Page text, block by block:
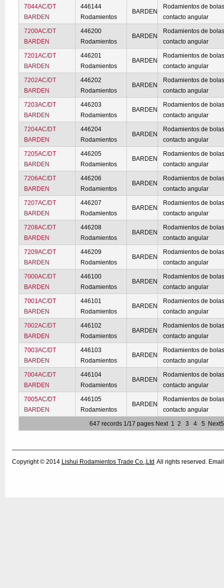
7044AC/DT
BARDEN
446144
Rodamientos
BARDEN
Rodamientos de
contacto angular
7200AC/DT
BARDEN
446200
Rodamientos
BARDEN
Rodamientos de
contacto angular
7201AC/DT
BARDEN
446201
Rodamientos
BARDEN
Rodamientos de
contacto angular
7202AC/DT
BARDEN
446202
Rodamientos
BARDEN
Rodamientos de
contacto angular
7203AC/DT
BARDEN
446203
Rodamientos
BARDEN
Rodamientos de
contacto angular
7204AC/DT
BARDEN
446204
Rodamientos
BARDEN
Rodamientos de
contacto angular
7205AC/DT
BARDEN
446205
Rodamientos
BARDEN
Rodamientos de
contacto angular
7206AC/DT
BARDEN
446206
Rodamientos
BARDEN
Rodamientos de
contacto angular
7207AC/DT
BARDEN
446207
Rodamientos
BARDEN
Rodamientos de
contacto angular
7208AC/DT
BARDEN
446208
Rodamientos
BARDEN
Rodamientos de
contacto angular
7209AC/DT
BARDEN
446209
Rodamientos
BARDEN
Rodamientos de
contacto angular
7000AC/DT
BARDEN
446100
Rodamientos
BARDEN
Rodamientos de
contacto angular
7001AC/DT
BARDEN
446101
Rodamientos
BARDEN
Rodamientos de
contacto angular
7002AC/DT
BARDEN
446102
Rodamientos
BARDEN
Rodamientos de
contacto angular
7003AC/DT
BARDEN
446103
Rodamientos
BARDEN
Rodamientos de
contacto angular
7004AC/DT
BARDEN
446104
Rodamientos
BARDEN
Rodamientos de
contacto angular
7005AC/DT
BARDEN
446105
Rodamientos
BARDEN
Rodamientos de
contacto angular
647 records 1/17 pages Next 1 2 3 4 5
Copyright © 2014 Lishui Rodamientos Trade Co.,Ltd All rights reserved.